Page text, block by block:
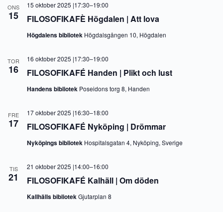
ONS
15 FILOSOFIKAFÈ Högdalen | Att lova
15 oktober 2025 |17:30–19:00
Högdalens bibliotek Högdalsgången 10, Högdalen
TOR
16 FILOSOFIKAFÉ Handen | Plikt och lust
16 oktober 2025 |17:30–19:00
Handens bibliotek Poseidons torg 8, Handen
FRE
17 FILOSOFIKAFÉ Nyköping | Drömmar
17 oktober 2025 |16:30–18:00
Nyköpings bibliotek Hospitalsgatan 4, Nyköping, Sverige
TIS
21 FILOSOFIKAFÉ Kalhäll | Om döden
21 oktober 2025 |14:00–16:00
Kallhälls bibliotekGjutarplan 8